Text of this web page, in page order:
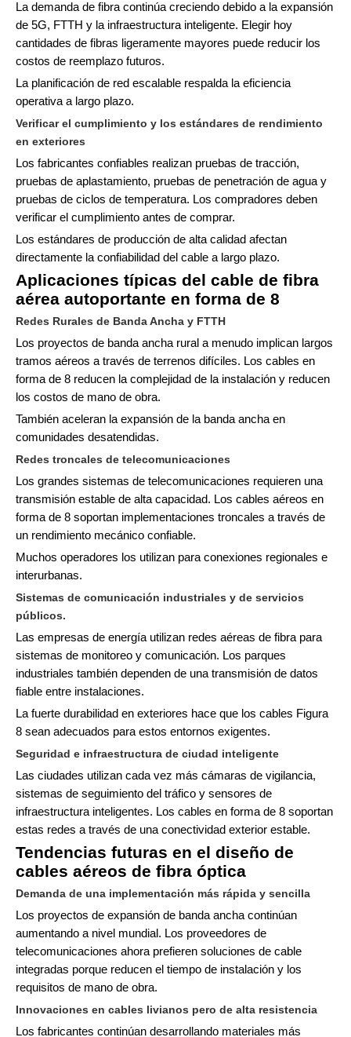
La demanda de fibra continúa creciendo debido a la expansión
de 5G, FTTH y la infraestructura inteligente. Elegir hoy
cantidades de fibras ligeramente mayores puede reducir los
costos de reemplazo futuros.
La planificación de red escalable respalda la eficiencia
operativa a largo plazo.
Verificar el cumplimiento y los estándares de rendimiento
en exteriores
Los fabricantes confiables realizan pruebas de tracción,
pruebas de aplastamiento, pruebas de penetración de agua y
pruebas de ciclos de temperatura. Los compradores deben
verificar el cumplimiento antes de comprar.
Los estándares de producción de alta calidad afectan
directamente la confiabilidad del cable a largo plazo.
Aplicaciones típicas del cable de fibra
aérea autoportante en forma de 8
Redes Rurales de Banda Ancha y FTTH
Los proyectos de banda ancha rural a menudo implican largos
tramos aéreos a través de terrenos difíciles. Los cables en
forma de 8 reducen la complejidad de la instalación y reducen
los costos de mano de obra.
También aceleran la expansión de la banda ancha en
comunidades desatendidas.
Redes troncales de telecomunicaciones
Los grandes sistemas de telecomunicaciones requieren una
transmisión estable de alta capacidad. Los cables aéreos en
forma de 8 soportan implementaciones troncales a través de
un rendimiento mecánico confiable.
Muchos operadores los utilizan para conexiones regionales e
interurbanas.
Sistemas de comunicación industriales y de servicios
públicos.
Las empresas de energía utilizan redes aéreas de fibra para
sistemas de monitoreo y comunicación. Los parques
industriales también dependen de una transmisión de datos
fiable entre instalaciones.
La fuerte durabilidad en exteriores hace que los cables Figura
8 sean adecuados para estos entornos exigentes.
Seguridad e infraestructura de ciudad inteligente
Las ciudades utilizan cada vez más cámaras de vigilancia,
sistemas de seguimiento del tráfico y sensores de
infraestructura inteligentes. Los cables en forma de 8 soportan
estas redes a través de una conectividad exterior estable.
Tendencias futuras en el diseño de
cables aéreos de fibra óptica
Demanda de una implementación más rápida y sencilla
Los proyectos de expansión de banda ancha continúan
aumentando a nivel mundial. Los proveedores de
telecomunicaciones ahora prefieren soluciones de cable
integradas porque reducen el tiempo de instalación y los
requisitos de mano de obra.
Innovaciones en cables livianos pero de alta resistencia
Los fabricantes continúan desarrollando materiales más